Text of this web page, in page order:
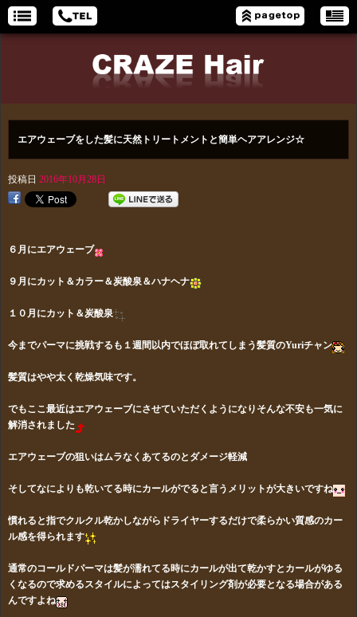
エアウェーブをした髪に天然トリートメントと簡単ヘアアレンジ☆
投稿日 2016年10月28日
６月にエアウェーブ
９月にカット＆カラー＆炭酸泉＆ハナヘナ
１０月にカット＆炭酸泉
今までパーマに挑戦するも１週間以内でほぼ取れてしまう髪質のYuriチャン
髪質はやや太く乾燥気味です。
でもここ最近はエアウェーブにさせていただくようになりそんな不安も一気に
解消されました
エアウェーブの狙いはムラなくあてるのとダメージ軽減
そしてなによりも乾いてる時にカールがでると言うメリットが大きいですね
慣れると指でクルクル乾かしながらドライヤーするだけで柔らかい質感のカー
ル感を得られます
通常のコールドパーマは髪が濡れてる時にカールが出て乾かすとカールがゆる
くなるので求めるスタイルによってはスタイリング剤が必要となる場合がある
んですよね